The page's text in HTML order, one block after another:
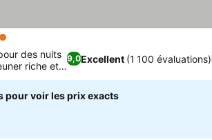
9,0Excellent (1 100 évaluations)
des nuits
riche et
pour voir les prix exacts